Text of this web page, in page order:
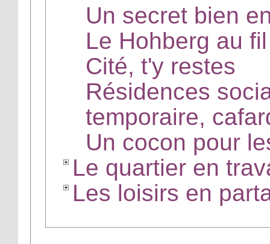
Un secret bien
Le Hohberg au
Cité, t'y restes
Résidences
temporaire,
Un cocon pour
Le quartier en
Les loisirs en